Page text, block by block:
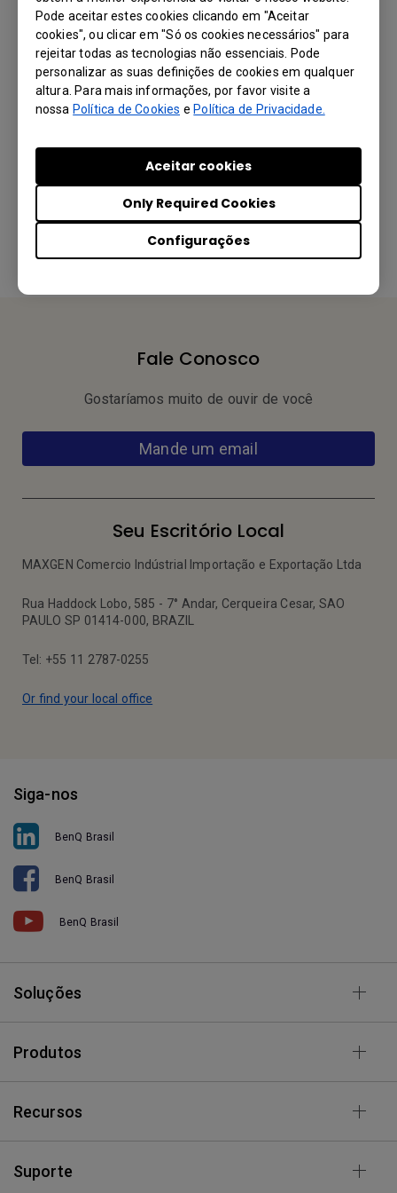
Pode aceitar estes cookies clicando em "Aceitar
cookies", ou clicar em "Só os cookies necessários" para
rejeitar todas as tecnologias não essenciais. Pode
personalizar as suas definições de cookies em qualquer
altura. Para mais informações, por favor visite a
nossa Política de Cookies e Política de Privacidade.
Configurações
Only Required Cookies
Aceitar cookies
Esta informação foi útil?
Fale Conosco
Gostaríamos muito de ouvir de você
Mande um email
Seu Escritório Local
MAXGEN Comercio Indústrial Importação e Exportação Ltda
Rua Haddock Lobo, 585 - 7° Andar, Cerqueira Cesar, SAO
PAULO SP 01414-000, BRAZIL
Tel: +55 11 2787-0255
Or find your local office
Siga-nos
BenQ Brasil
BenQ Brasil
BenQ Brasil
Soluções
Produtos
Recursos
Suporte